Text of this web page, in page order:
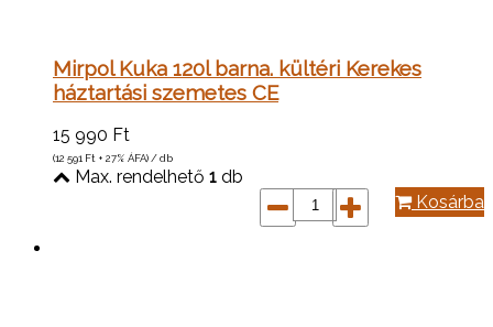
Mirpol Kuka 120l barna. kültéri Kerekes
háztartási szemetes CE
15 990 Ft
(12 591 Ft + 27% ÁFA) / db
Max. rendelhető 1 db
Kosárba